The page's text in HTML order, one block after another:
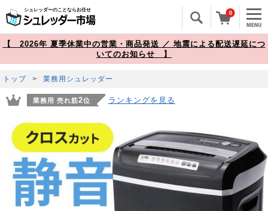
シュレッダーのことならお任せ
0
【 2026年 夏季休業中の営業・商品発送 ／ 地震による配送遅延につ
いてのお知らせ 】
トップ > 業務用シュレッダー
業務用 売れ筋2位 ランキングを見る